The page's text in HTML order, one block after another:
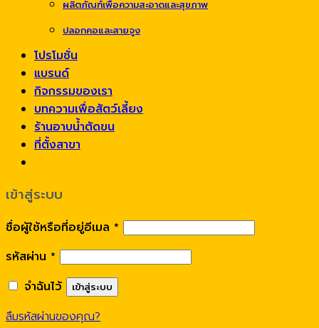
ผลิตภัณฑ์เพื่อความสะอาดและสุขภาพ
ปลอกคอและสายจูง
โปรโมชั่น
แบรนด์
กิจกรรมของเรา
บทความเพื่อสัตว์เลี้ยง
ร้านอาบน้ำตัดขน
ที่ตั้งสาขา
เข้าสู่ระบบ
ชื่อผู้ใช้หรือที่อยู่อีเมล *
รหัสผ่าน *
จำฉันไว้
เข้าสู่ระบบ
ลืมรหัสผ่านของคุณ?